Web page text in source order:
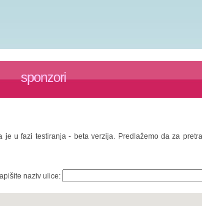
sponzori
je u fazi testiranja - beta verzija. Predlažemo da za
naziv ulice: